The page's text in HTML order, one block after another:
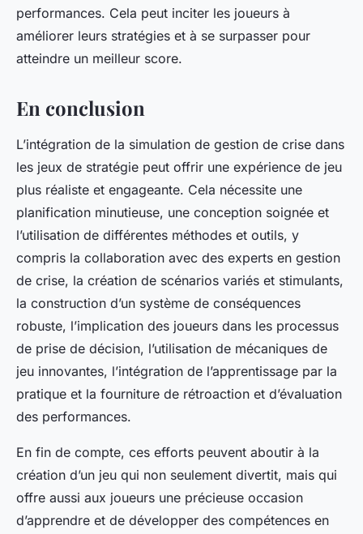
performances. Cela peut inciter les joueurs à
améliorer leurs stratégies et à se surpasser pour
atteindre un meilleur score.
En conclusion
L’intégration de la simulation de gestion de crise dans
les jeux de stratégie peut offrir une expérience de jeu
plus réaliste et engageante. Cela nécessite une
planification minutieuse, une conception soignée et
l’utilisation de différentes méthodes et outils, y
compris la collaboration avec des experts en gestion
de crise, la création de scénarios variés et stimulants,
la construction d’un système de conséquences
robuste, l’implication des joueurs dans les processus
de prise de décision, l’utilisation de mécaniques de
jeu innovantes, l’intégration de l’apprentissage par la
pratique et la fourniture de rétroaction et d’évaluation
des performances.
En fin de compte, ces efforts peuvent aboutir à la
création d’un jeu qui non seulement divertit, mais qui
offre aussi aux joueurs une précieuse occasion
d’apprendre et de développer des compétences en